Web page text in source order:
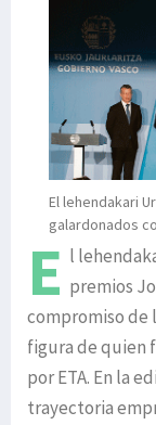
El lehendakari
galardonados
E l
premios
compromiso de
figura de quien
por ETA. En la
trayectoria